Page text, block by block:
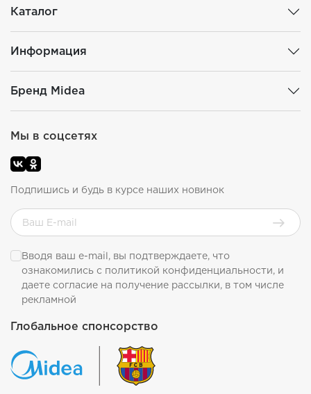
Каталог
Информация
Бренд Midea
Глобальное спонсорство
Мы в соцсетях
Подпишись и будь в курсе наших новинок
Вводя ваш e-mail, вы подтверждаете, что
ознакомились с политикой конфиденциальности, и
даете согласие на получение рассылки, в том числе
рекламной